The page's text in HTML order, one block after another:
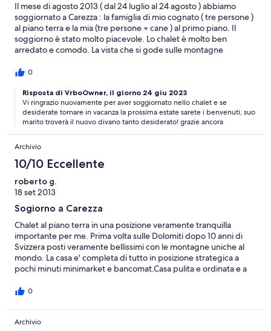
Il mese di agosto 2013 ( dal 24 luglio al 24 agosto ) abbiamo
soggiornato a Carezza : la famiglia di mio cognato ( tre persone )
al piano terra e la mia (tre persone + cane ) al primo piano. Il
soggiorno è stato molto piacevole. Lo chalet è molto ben
arredato e comodo. La vista che si gode sulle montagne
indispensabili. La vicinanza di località turistiche importanti è un
prossimo anno, se decidiamo di tornare in quella zona,
sicuramente lo riprenoteremo. Adriana (Terni)
0
Risposta di VrboOwner, il giorno 24 giu 2023
Vi ringrazio nuovamente per aver soggiornato nello chalet e se
desiderate tornare in vacanza la prossima estate sarete i benvenuti, suo
marito troverà il nuovo divano tanto desiderato! grazie ancora
Archivio
10/10 Eccellente
roberto g.
18 set 2013
Sogiorno a Carezza
Chalet al piano terra in una posizione veramente tranquilla
importante per me. Prima volta sulle Dolomiti dopo 10 anni di
Svizzera posti veramente bellissimi con le montagne uniche al
mondo. La casa e' completa di tutto in posizione strategica a
pochi minuti minimarket e bancomat.Casa pulita e ordinata e a
di persone. Percorsi facili e impegnativi Sicuramente il prossimo
Dimenticavo il mangiare in zona e notevole gabelloni roberto
arenzano genova
0
Archivio